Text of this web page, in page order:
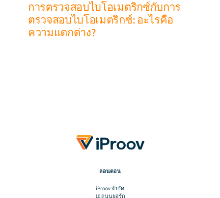
การตรวจสอบไบโอเมตริกซ์กับการ
ตรวจสอบไบโอเมตริกซ์: อะไรคือ
ความแตกต่าง?
ลอนดอน
iProov จํากัด
10 ถนนยอร์ก